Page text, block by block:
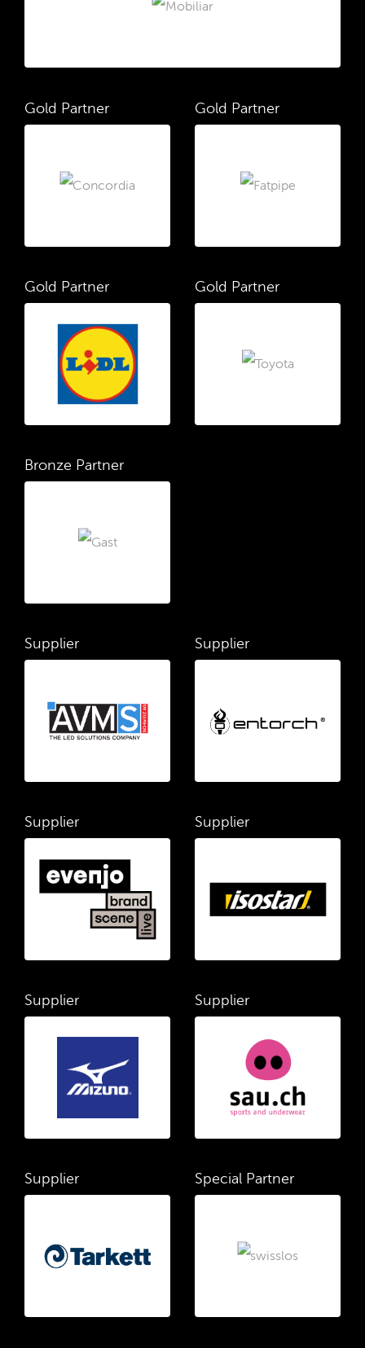
Gold Partner Gold Partner
Gold Partner Gold Partner
Bronze Partner
Supplier Supplier
Supplier Supplier
Supplier Supplier
Supplier Special Partner